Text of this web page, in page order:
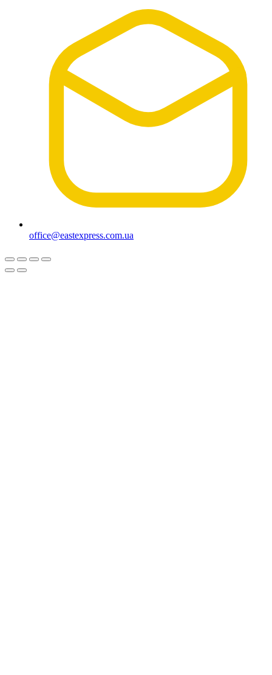
office@eastexpress.com.ua